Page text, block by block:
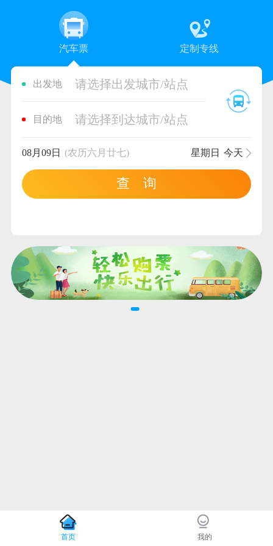
汽车票 定制专线
出发地 请选择出发城市/站点
目的地 请选择到达城市/站点
08月09日 (农历六月廿七) 星期日 今天
查 询
首页 我的